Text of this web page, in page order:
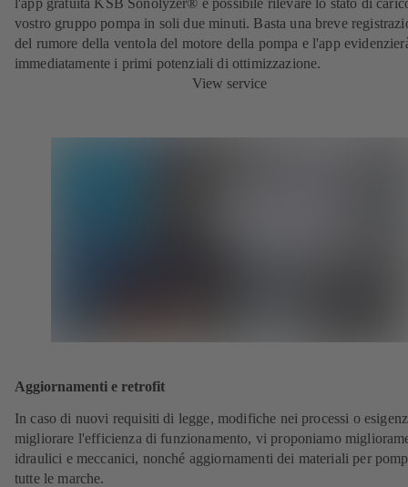
vostro gruppo pompa in soli due minuti. Basta una breve
del rumore della ventola del motore della pompa e l'app
immediatamente i primi potenziali di ottimizzazione.
View service
Aggiornamenti e retrofit
In caso di nuovi requisiti di legge, modifiche nei processi o
migliorare l'efficienza di funzionamento, vi proponiamo
idraulici e meccanici, nonché aggiornamenti dei materiali per
tutte le marche.